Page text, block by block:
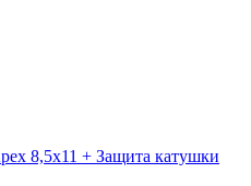
8,5x11 + Защита катушки